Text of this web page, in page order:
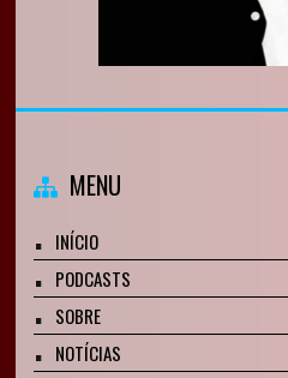
MENU
INÍCIO
PODCASTS
SOBRE
NOTÍCIAS